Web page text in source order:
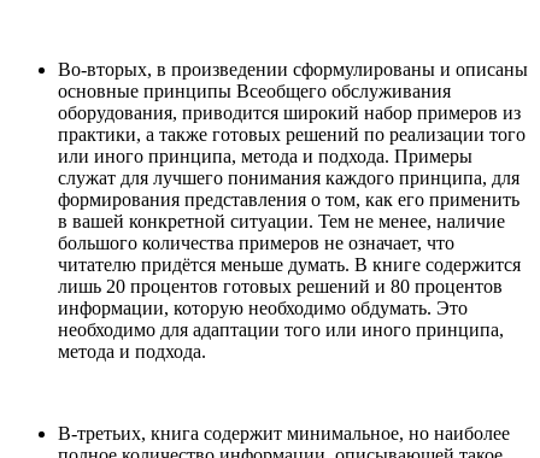
Во-вторых, в произведении сформулированы и описаны
основные принципы Всеобщего обслуживания
оборудования, приводится широкий набор примеров из
практики, а также готовых решений по реализации того
или иного принципа, метода и подхода. Примеры
служат для лучшего понимания каждого принципа, для
формирования представления о том, как его применить
в вашей конкретной ситуации. Тем не менее, наличие
большого количества примеров не означает, что
читателю придётся меньше думать. В книге содержится
лишь 20 процентов готовых решений и 80 процентов
информации, которую необходимо обдумать. Это
необходимо для адаптации того или иного принципа,
метода и подхода.
В-третьих, книга содержит минимальное, но наиболее